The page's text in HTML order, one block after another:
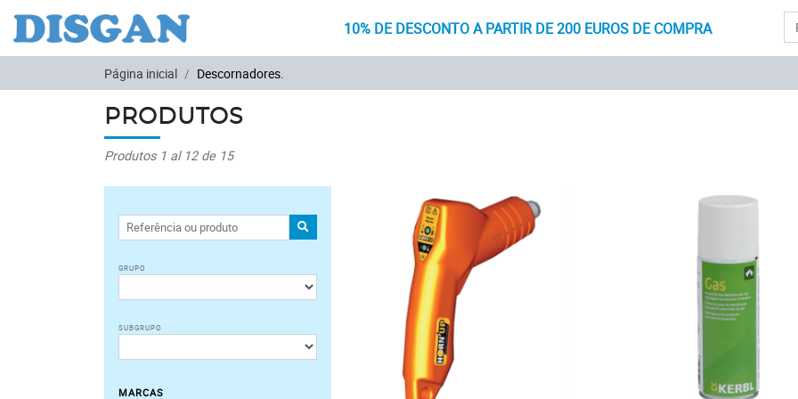
Ir para o conteúdo principal
10% DE DESCONTO A PARTIR DE 200 EUROS DE COMPRA
Página inicial Descornadores.
PRODUTOS
Produtos 1 al 12 de 15
Grupo
Subgrupo
Marcas